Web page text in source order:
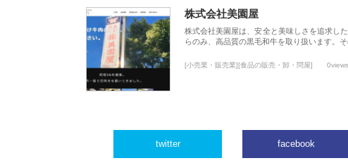
株式会社美園屋
株式会社美園屋は、安全と美味しさを追求し
らのみ、高品質の黒毛和牛を取り扱います。
[小売業・販売業][食品の販売・卸・問屋] 0views
twitter facebook